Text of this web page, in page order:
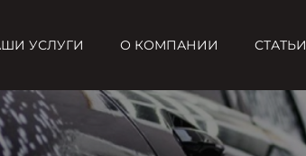
УСЛУГИ О КОМПАНИИ СТАТЬИ